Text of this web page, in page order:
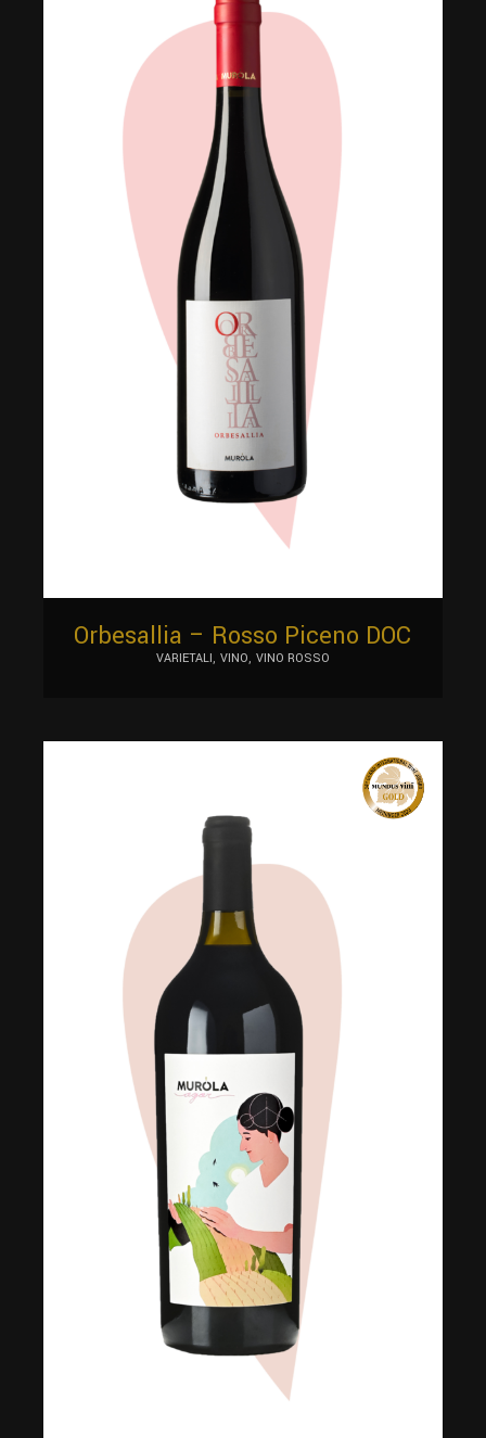
Orbesallia – Rosso Piceno DOC
VARIETALI VINO VINO ROSSO